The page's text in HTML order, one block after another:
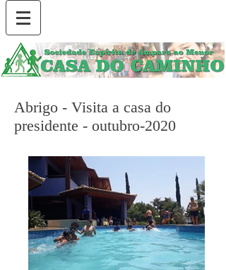
Abrigo - Visita a casa do
presidente - outubro-2020